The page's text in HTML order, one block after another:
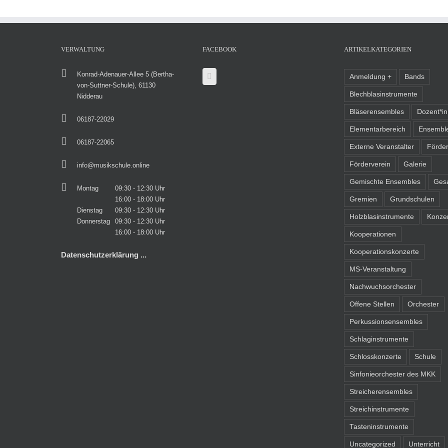
VERWALTUNG
Konrad-Adenauer-Allee 5 (Bertha-
von-Suttner-Schule), 61130
Nidderau
06187-22029
06187-22065
info@musikschule.online
Montag
09:30 - 12:30 Uhr
16:00 - 18:00 Uhr
Dienstag
09:30 - 12:30 Uhr
Donnerstag
09:30 - 12:30 Uhr
16:00 - 18:00 Uhr
Datenschutzerklärung ...
FACEBOOK ARTIKELKATEGORIEN
Anmeldung + Bands
Blechblasinstrumente
Bläserensembles
Elementarbereich
Externe Veranstalter
Förderverein Galerie
Gemischte Ensembles
Gremien Grundschulen
Holzblasinstrumente
Kooperationen
Kooperationskonzerte
MS-Veranstaltung
Nachwuchsorchester
Offene Stellen Orchester
Perkussionsensembles
Schlaginstrumente
Schlosskonzerte Schule
Sinfonieorchester des MKK
Streicherensembles
Streichinstrumente
Tasteninstrumente
Uncategorized Unterricht